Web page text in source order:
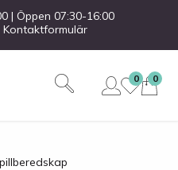
| Öppen 07:30-16:00
Kontaktformulär
0
0